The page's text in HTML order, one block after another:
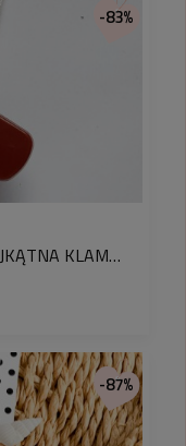
SPINKA DO WŁOSÓW BRĄZ TRÓJKĄTNA KLAMRA
-83%
-87%